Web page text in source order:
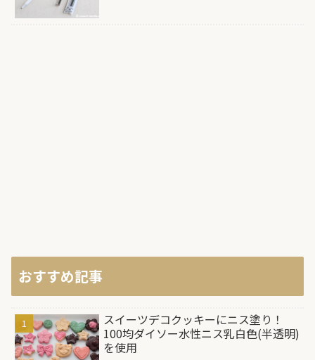
おすすめ記事
スイーツデコクッキーにニス塗り！
100均ダイソー水性ニス乳白色(半透明)
を使用